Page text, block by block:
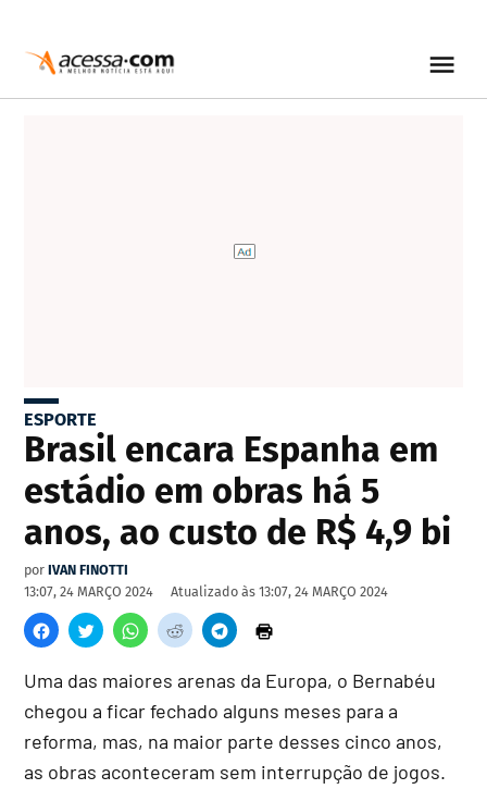
ESPORTE
Brasil encara Espanha em
estádio em obras há 5
anos, ao custo de R$ 4,9 bi
por IVAN FINOTTI
13:07, 24 MARÇO 2024
Atualizado às 13:07, 24 MARÇO 2024
Uma das maiores arenas da Europa, o Bernabéu
chegou a ficar fechado alguns meses para a
reforma, mas, na maior parte desses cinco anos,
as obras aconteceram sem interrupção de jogos.